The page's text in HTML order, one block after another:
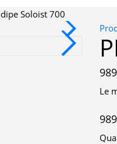
Soloist 700
Le